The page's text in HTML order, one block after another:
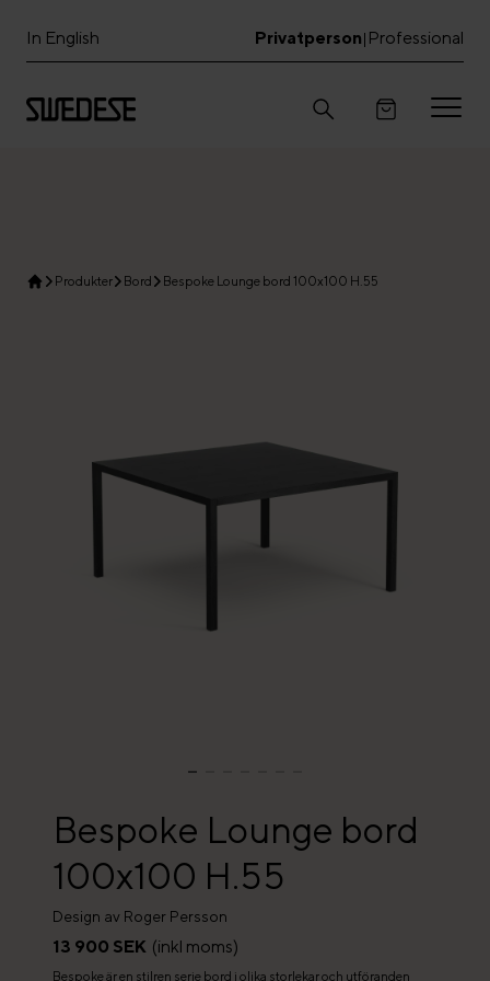
In English Privatperson| Professional
Produkter Bord Bespoke Lounge bord 100x100 H.55
Bespoke Lounge bord
100x100 H.55
Design av Roger Persson
13 900 SEK (inkl moms)
Bespoke är en stilren serie bord i olika storlekar och utföranden